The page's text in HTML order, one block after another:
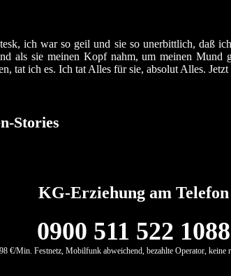
ich war so geil und sie so unerbittlich, daß
als sie meinen Kopf nahm, um meinen Mund
tat ich es. Ich tat Alles für sie, absolut Alles.
Stories
KG-Erziehung am Telefon
0900 511 522 1088
€/Min. Festnetz, Mobilfunk abweichend, bezahlte Operator, keine